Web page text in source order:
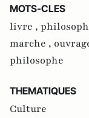
MOTS-CLES
livre ,
marche ,
philosophe
THEMATIQUES
Culture